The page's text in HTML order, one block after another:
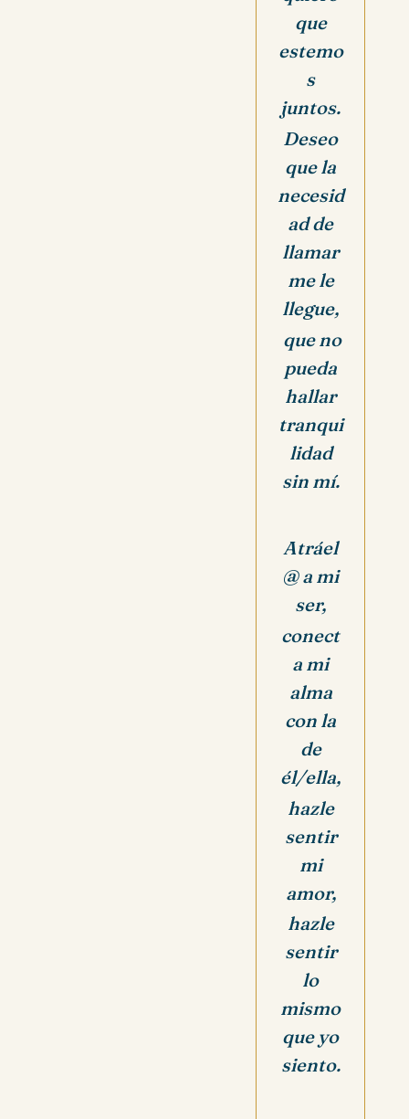
que
estemo
s
juntos.
Deseo
que la
necesid
ad de
llamar
me le
llegue,
que no
pueda
hallar
tranqui
lidad
sin mí.
Atráel
@ a mi
ser,
conect
a mi
alma
con la
de
él/ella,
hazle
sentir
mi
amor,
hazle
sentir
lo
mismo
que yo
siento.